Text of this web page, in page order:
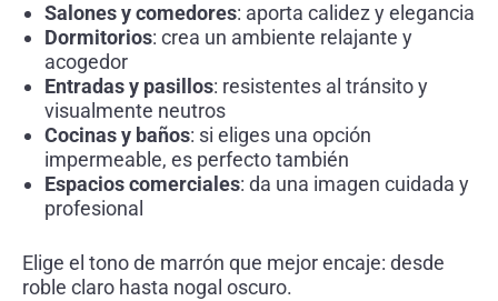
Salones y comedores: aporta calidez y elegancia
Dormitorios: crea un ambiente relajante y
acogedor
Entradas y pasillos: resistentes al tránsito y
visualmente neutros
Cocinas y baños: si eliges una opción
impermeable, es perfecto también
Espacios comerciales: da una imagen cuidada y
profesional
Elige el tono de marrón que mejor encaje: desde
roble claro hasta nogal oscuro.